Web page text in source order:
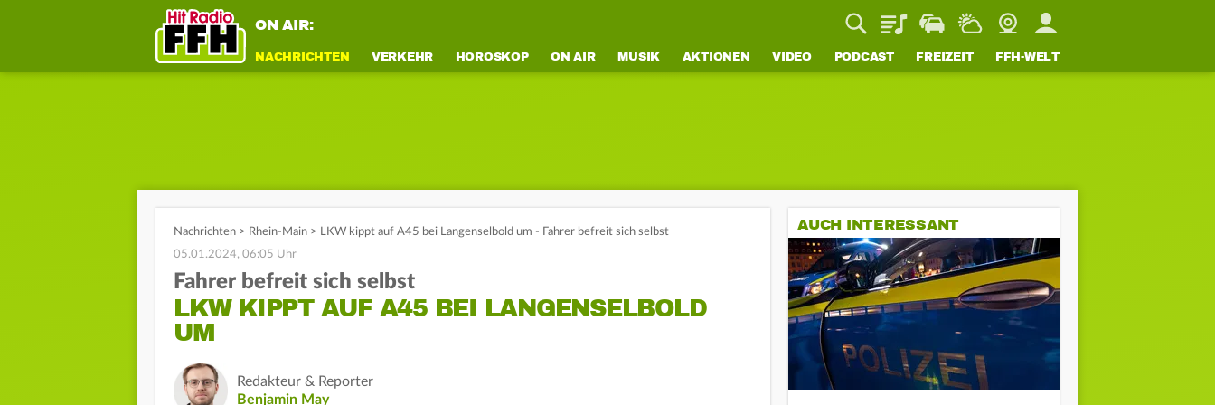
ON AIR: PlaylistStaupilotWetterWebcamMein FFH
NACHRICHTEN VERKEHR HOROSKOP ON AIR MUSIK AKTIONEN VIDEO PODCAST FREIZEIT FFH-WELT
Nachrichten > Rhein-Main > LKW kippt auf A45 bei Langenselbold um - Fahrer befreit sich selbst
05.01.2024, 06:05 Uhr
Fahrer befreit sich selbst
LKW KIPPT AUF A45 BEI LANGENSELBOLD
UM
Redakteur & Reporter
Benjamin May
AUCH INTERESSANT